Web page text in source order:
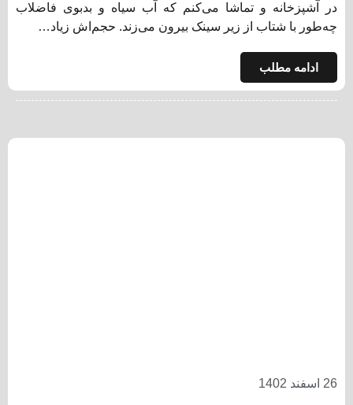
در آشپزخانه و تماشا می‌کنم که آب سیاه و بدبوی فاضلاب
چه‌طور با شتاب از زیر سینک بیرون می‌زند. حجم‌اش زیاد…
ادامه مطلب
26 اسفند 1402